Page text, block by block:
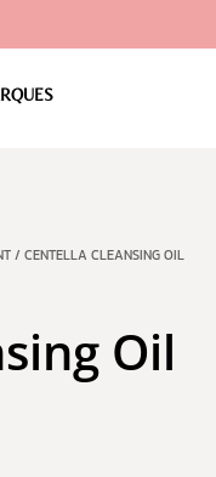
/ CENTELLA CLEANSING OIL
Oil